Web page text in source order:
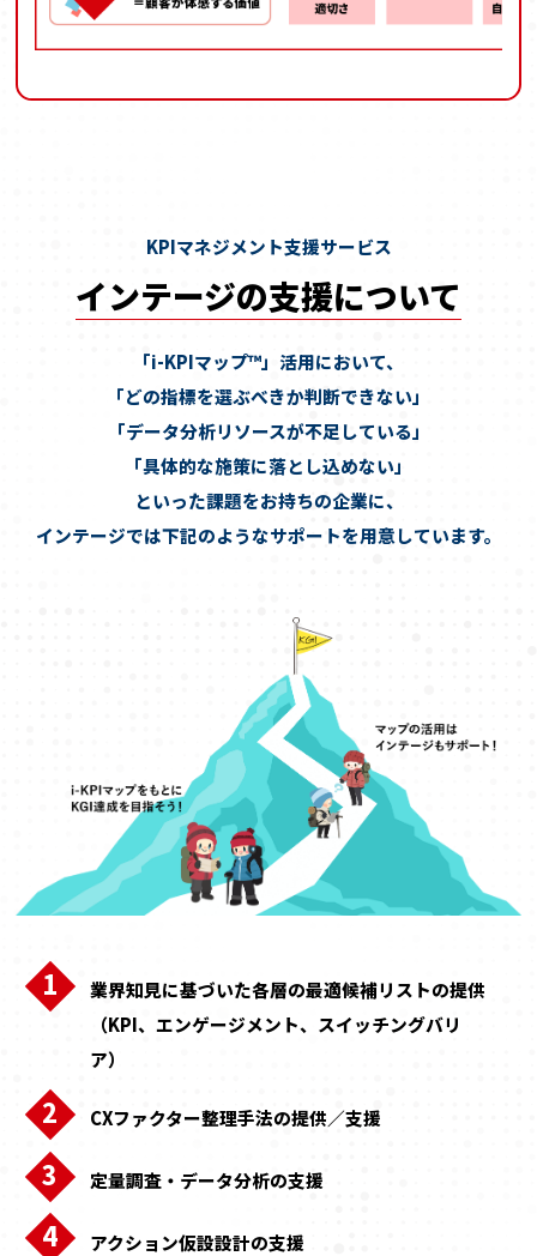
KPIマネジメント支援サービス
インテージの支援について
「i-KPIマップ™」活用において、
「どの指標を選ぶべきか判断できない」
「データ分析リソースが不足している」
「具体的な施策に落とし込めない」
といった課題をお持ちの企業に、
インテージでは下記のようなサポートを用意しています。
業界知見に基づいた各層の最適候補リストの提供
（KPI、エンゲージメント、スイッチングバリ
ア）
CXファクター整理手法の提供／支援
定量調査・データ分析の支援
アクション仮設設計の支援